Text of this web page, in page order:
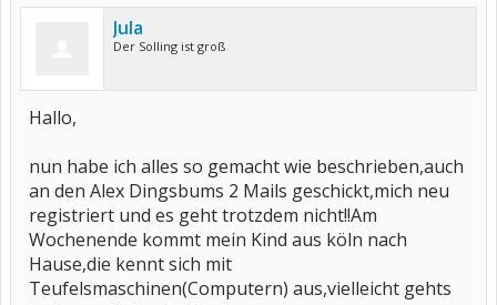
Jula
Der Solling ist groß
Hallo,
nun habe ich alles so gemacht wie beschrieben,auch
an den Alex Dingsbums 2 Mails geschickt,mich neu
registriert und es geht trotzdem nicht!!Am
Wochenende kommt mein Kind aus köln nach
Hause,die kennt sich mit
Teufelsmaschinen(Computern) aus,vielleicht gehts